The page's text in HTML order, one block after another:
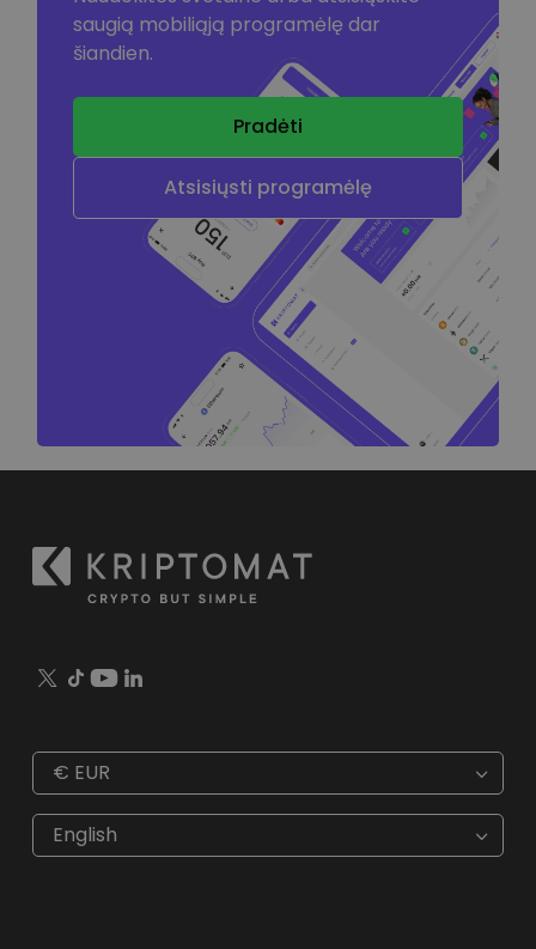
saugią mobiliąją programėlę dar
šiandien.
Pradėti
Atsisiųsti programėlę
€ EUR
€ EUR
$ USD
fr. CHF
English